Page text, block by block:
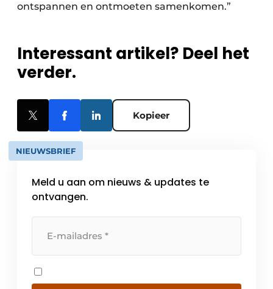
ontspannen en ontmoeten samenkomen.”
Interessant artikel? Deel het
verder.
Kopieer
NIEUWSBRIEF
Meld u aan om nieuws & updates te
ontvangen.